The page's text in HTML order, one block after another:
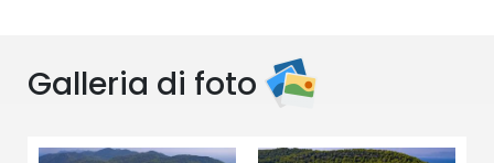
Galleria di foto